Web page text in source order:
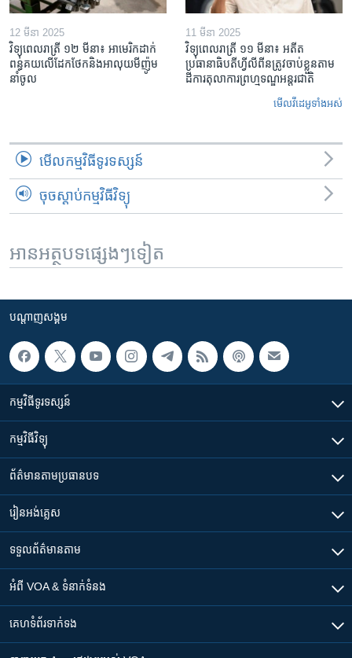
12 មីនា 2025
វិទ្យុពេលរាត្រី ១២ មីនា៖ អាមេរិក​ដាក់​
ពន្ធគយ​លើ​ដែកថែក​និង​អាលុយ​មីញ៉ូម​
នាំចូល
11 មីនា 2025
វិទ្យុពេលរាត្រី ១១ មីនា៖ អតីត​
ប្រធានាធិបតីហ្វីលីពីន​ត្រូវ​ចាប់ខ្លួនតាម
ដីការ​តុលាការ​ព្រហ្មទណ្ឌ​អន្តរជាតិ
មើល​វីដេអូ​ទាំង​អស់
មើល​កម្មវិធី​ទូរទស្សន៍
ចុចស្តាប់កម្មវិធីវិទ្យុ
អានអត្ថបទផ្សេងៗទៀត
បណ្តាញ​សង្គម
កម្មវិធី​ទូរទស្សន៍
កម្មវិធី​វិទ្យុ
ព័ត៌មាន​តាមប្រធានបទ​
រៀន​​អង់គ្លេស
ទទួល​ព័ត៌មាន​តាម
អំពី​ VOA & ទំនាក់ទំនង
គេហទំព័រ​​ទាក់ទង